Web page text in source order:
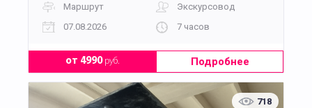
Маршрут
Экскурсовод
07.08.2026
7 часов
от 4990руб. Подробнее
718